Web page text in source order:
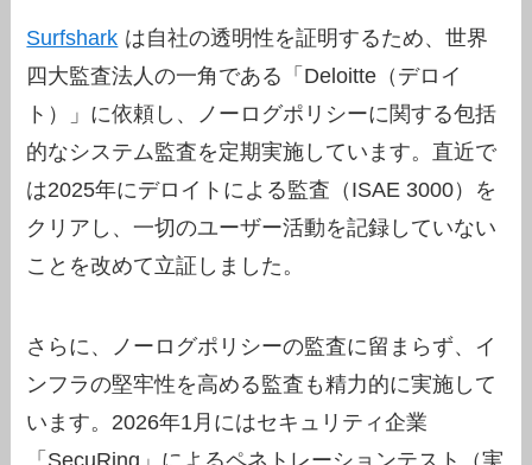
Surfshark は自社の透明性を証明するため、世界
四大監査法人の一角である「Deloitte（デロイ
ト）」に依頼し、ノーログポリシーに関する包括
的なシステム監査を定期実施しています。直近で
は2025年にデロイトによる監査（ISAE 3000）を
クリアし、一切のユーザー活動を記録していない
ことを改めて立証しました。
さらに、ノーログポリシーの監査に留まらず、イ
ンフラの堅牢性を高める監査も精力的に実施して
います。2026年1月にはセキュリティ企業
「SecuRing」によるペネトレーションテスト（実